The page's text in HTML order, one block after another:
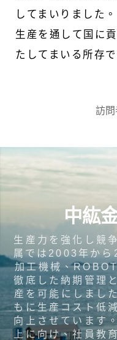
してまいりました
生産を通して国に
たしてまいる所存で
訪問
中紘
生産力を強化し競
属では2003年から
加工機械、
徹底した納期管理
産を可能にしまし
もに生産コスト低
向上させています
上に向け、社員教